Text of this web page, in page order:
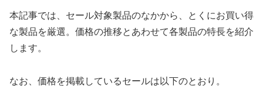
本記事では、セール対象製品のなかから、とくにお買い得
な製品を厳選。価格の推移とあわせて各製品の特長を紹介
します。
なお、価格を掲載しているセールは以下のとおり。